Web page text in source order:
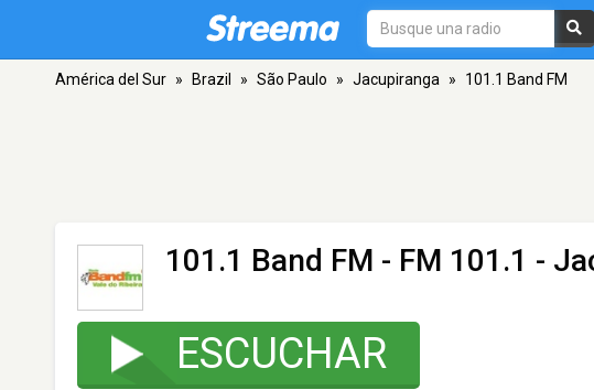
América del Sur » Brazil » São Paulo » Jacupiranga » 101.1 Band FM
101.1 Band FM - FM 101.1 -
ESCUCHAR